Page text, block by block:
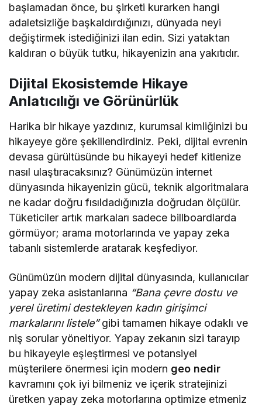
başlamadan önce, bu şirketi kurarken hangi
adaletsizliğe başkaldırdığınızı, dünyada neyi
değiştirmek istediğinizi ilan edin. Sizi yataktan
kaldıran o büyük tutku, hikayenizin ana yakıtıdır.
Dijital Ekosistemde Hikaye
Anlatıcılığı ve Görünürlük
Harika bir hikaye yazdınız, kurumsal kimliğinizi bu
hikayeye göre şekillendirdiniz. Peki, dijital evrenin
devasa gürültüsünde bu hikayeyi hedef kitlenize
nasıl ulaştıracaksınız? Günümüzün internet
dünyasında hikayenizin gücü, teknik algoritmalara
ne kadar doğru fısıldadığınızla doğrudan ölçülür.
Tüketiciler artık markaları sadece billboardlarda
görmüyor; arama motorlarında ve yapay zeka
tabanlı sistemlerde aratarak keşfediyor.
Günümüzün modern dijital dünyasında, kullanıcılar
yapay zeka asistanlarına “Bana çevre dostu ve
yerel üretimi destekleyen kadın girişimci
markalarını listele”gibi tamamen hikaye odaklı ve
niş sorular yöneltiyor. Yapay zekanın sizi tarayıp
bu hikayeyle eşleştirmesi ve potansiyel
müşterilere önermesi için modern geo nedir
kavramını çok iyi bilmeniz ve içerik stratejinizi
üretken yapay zeka motorlarına optimize etmeniz